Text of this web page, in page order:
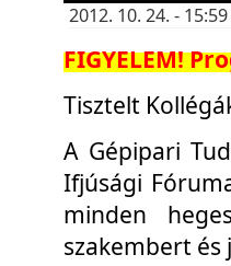
2012. 10. 24. -
FIGYELEM!
Tisztelt
A Gépipari
Ifjúsági
minden
szakembert